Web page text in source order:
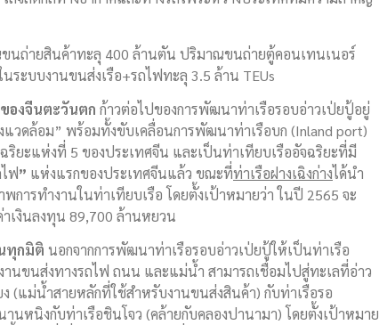
นถ่ายสินค้าทะลุ 400 ล้านตัน ปริมาณขนถ่ายตู้คอนเทนเนอร์
ะบบงานขนส่งเรือ+รถไฟทะลุ 3.5 ล้าน TEUs
องจีนตะวันตก ก้าวต่อไปของการพัฒนาท่าเรือรอบอ่าวเป่ยปู้อยู่
ดล้อม” พร้อมทั้งขับเคลื่อนการพัฒนาท่าเรือบก (Inland port)
ฉริยะแห่งที่ 5 ของประเทศจีน และเป็นท่าเทียบเรืออัจฉริยะที่มี
ฟ” แห่งแรกของประเทศจีนแล้ว ขณะที่ท่าเรือฝางเฉิงก่างได้นำ
การทำงานในท่าเทียบเรือ โดยตั้งเป้าหมายว่า ในปี 2565 จะ
าเงินลงทุน 89,700 ล้านหยวน
ทุกมิติ นอกจากการพัฒนาท่าเรือรอบอ่าวเป่ยปู้ให้เป็นท่าเรือ
นขนส่งทางรถไฟ ถนน และแม่น้ำ สามารถเชื่อมไปสู่ทะเลที่อ่าว
(แม่น้ำสายหลักที่ใช้สำหรับงานขนส่งสินค้า) กับท่าเรือรอ
นหนิงกับท่าเรือชินโจว (คล้ายกับคลองปานามา) โดยตั้งเป้าหมาย